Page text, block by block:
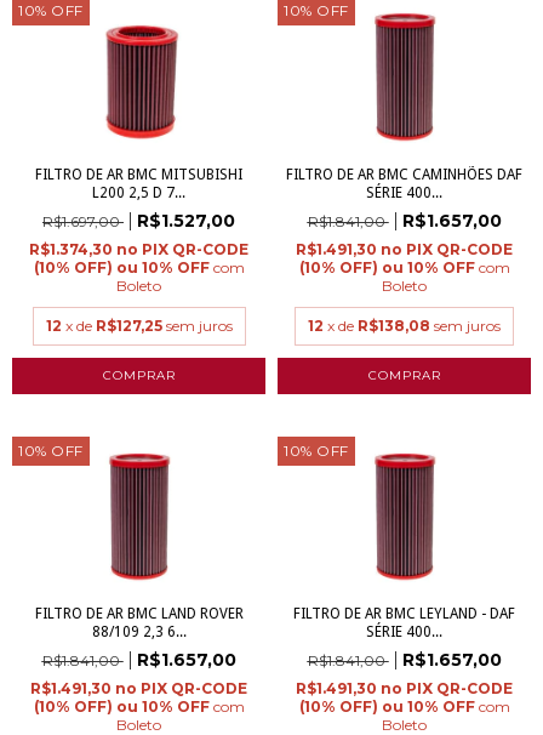
10% OFF
FILTRO DE AR BMC MITSUBISHI
L200 2,5 D 7...
R$1.697,00 R$1.527,00
R$1.374,30
com
Boleto
12 x de R$127,25 sem juros
10% OFF
FILTRO DE AR BMC CAMINHÕES DAF
SÉRIE 400...
R$1.841,00 R$1.657,00
R$1.491,30
com
Boleto
12 x de R$138,08 sem juros
10% OFF
FILTRO DE AR BMC LAND ROVER
88/109 2,3 6...
R$1.841,00 R$1.657,00
R$1.491,30
com
Boleto
10% OFF
FILTRO DE AR BMC LEYLAND - DAF
SÉRIE 400...
R$1.841,00 R$1.657,00
R$1.491,30
com
Boleto